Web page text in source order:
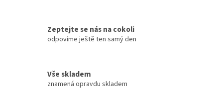
Zeptejte se nás na cokoli
odpovíme ještě ten samý den
Vše skladem
znamená opravdu skladem